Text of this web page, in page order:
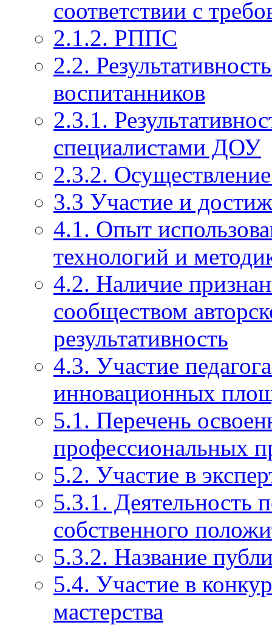
соответствии с
2.1.2. РППС
2.2.
воспитанников
2.3.1.
специалистами ДОУ
2.3.2.
3.3 Участие и
4.1. Опыт
технологий и
4.2. Наличие
сообществом
результативность
4.3. Участие
инновационных
5.1. Перечень
профессиональных
5.2. Участие в
5.3.1. Деятельность
собственного
5.3.2. Название
5.4. Участие в
мастерства